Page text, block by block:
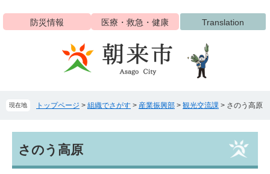
ジ
ュ
防災情報 医療・救急・健康 Translation
現在地 トップページ > 組織でさがす > 産業振興部 > 観光交流課 > さのう高原
文さのう高原